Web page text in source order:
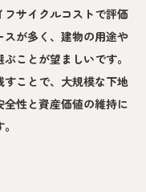
サイクルコストで評価
が多く、建物の用途や
ことが望ましいです。
ことで、大規模な下地
性と資産価値の維持に